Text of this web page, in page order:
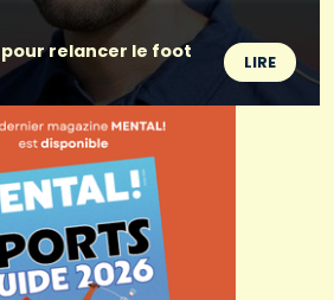
pour relancer le foot
LIRE